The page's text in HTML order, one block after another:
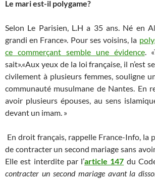
Le mari est-il polygame?
Selon Le Parisien, L.H a 35 ans. Né en
grandi en France». Pour ses voisins, la
ce commerçant semble une évidence.
sait».«Aux yeux de la loi française, il n’est
civilement à plusieurs femmes, souligne
communauté musulmane de Nantes. En
avoir plusieurs épouses, au sens
devant un imam. »
En droit français, rappelle France-Info, la
de contracter un second mariage sans
Elle est interdite par l’article 147 du
contracter un second mariage avant la